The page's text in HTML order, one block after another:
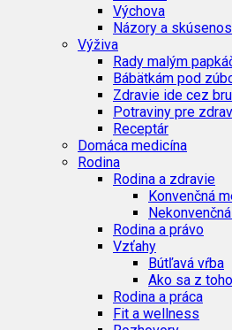
Výchova
Názory a
Výživa
Rady malým
Bábätkám pod
Zdravie ide cez
Potraviny pre
Receptár
Domáca medicína
Rodina
Rodina a zdravie
Konvenčná
Rodina a právo
Vzťahy
Bútľavá vŕba
Ako sa z
Rodina a práca
Fit a wellness